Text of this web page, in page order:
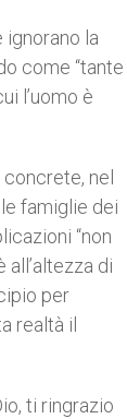
la
come “tante
l’uomo è
nel
famiglie dei
“non
all’altezza di
per
realtà il
ti ringrazio